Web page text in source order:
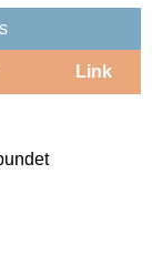
Link